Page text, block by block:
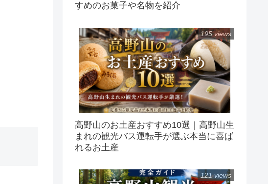
すめのお菓子や名物を紹介
高野山のお土産おすすめ10選｜高野山生
まれの観光バス運転手が選ぶ本当に喜ば
れるお土産
195 views
121 views